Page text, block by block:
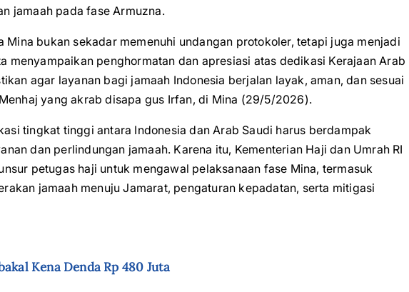
jamaah pada fase Armuzna.
Mina bukan sekadar memenuhi undangan protokoler, tetapi juga menjadi
menyampaikan penghormatan dan apresiasi atas dedikasi Kerajaan Arab
agar layanan bagi jamaah Indonesia berjalan layak, aman, dan sesuai
yang akrab disapa gus Irfan, di Mina (29/5/2026).
tingkat tinggi antara Indonesia dan Arab Saudi harus berdampak
dan perlindungan jamaah. Karena itu, Kementerian Haji dan Umrah RI
petugas haji untuk mengawal pelaksanaan fase Mina, termasuk
jamaah menuju Jamarat, pengaturan kepadatan, serta mitigasi
Kena Denda Rp 480 Juta